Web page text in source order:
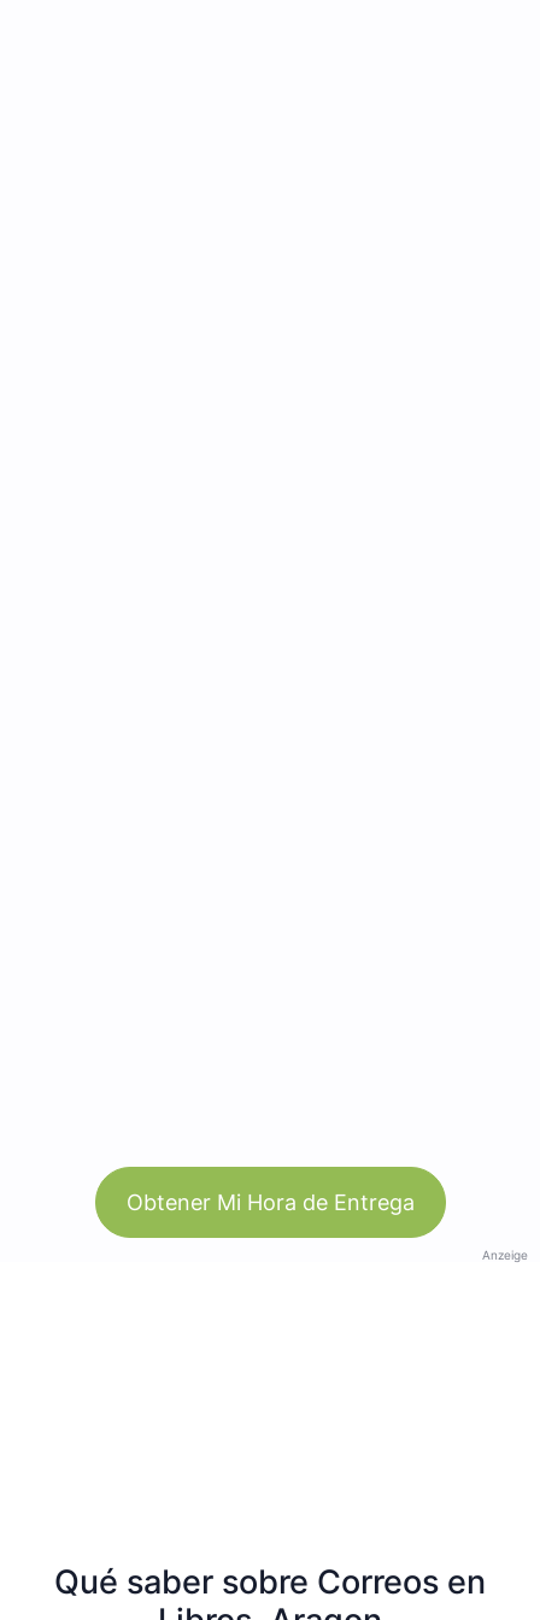
Obtener Mi Hora de Entrega
Anzeige
Qué saber sobre Correos en